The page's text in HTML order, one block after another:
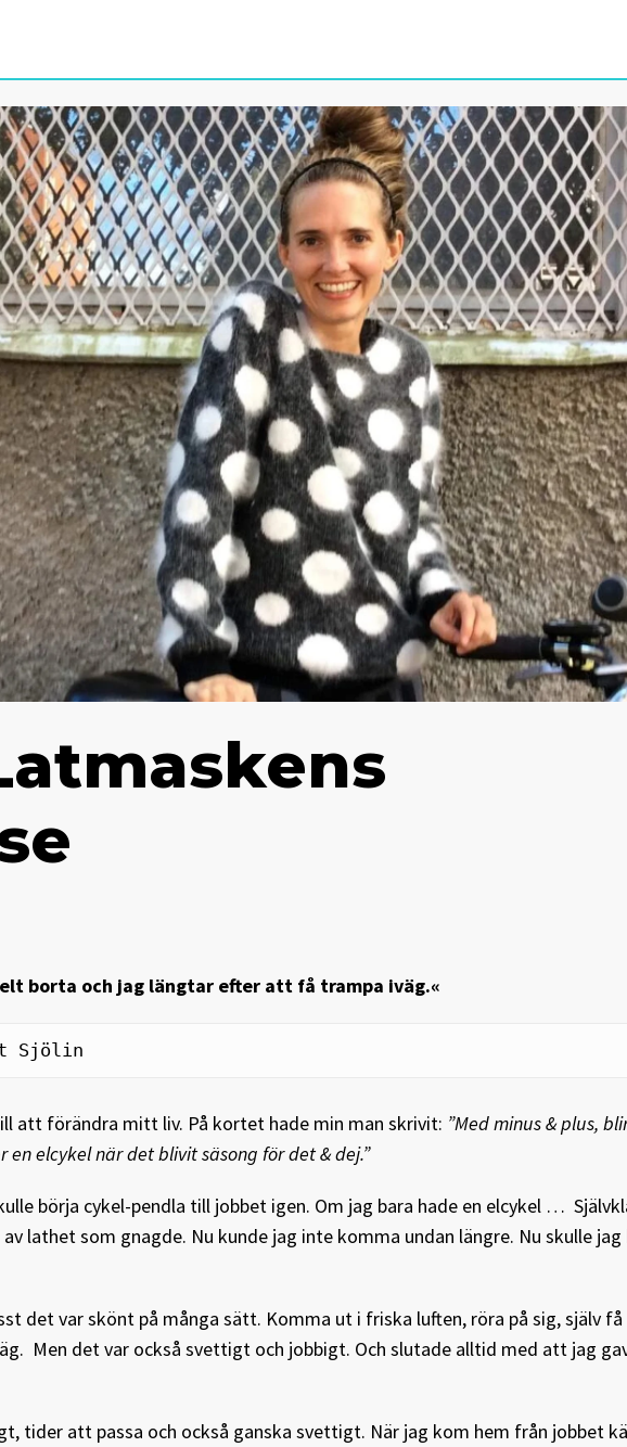
borta och jag längtar efter att få trampa iväg.«
Sjölin
att förändra mitt liv. På kortet hade min man skrivit: ”Med minus & plus,
en elcykel när det blivit säsong för det & dej.”
börja cykel-pendla till jobbet igen. Om jag bara hade en elcykel …
lathet som gnagde. Nu kunde jag inte komma undan längre. Nu skulle jag
det var skönt på många sätt. Komma ut i friska luften, röra på sig, själv
Men det var också svettigt och jobbigt. Och slutade alltid med att jag
tider att passa och också ganska svettigt. När jag kom hem från jobbet